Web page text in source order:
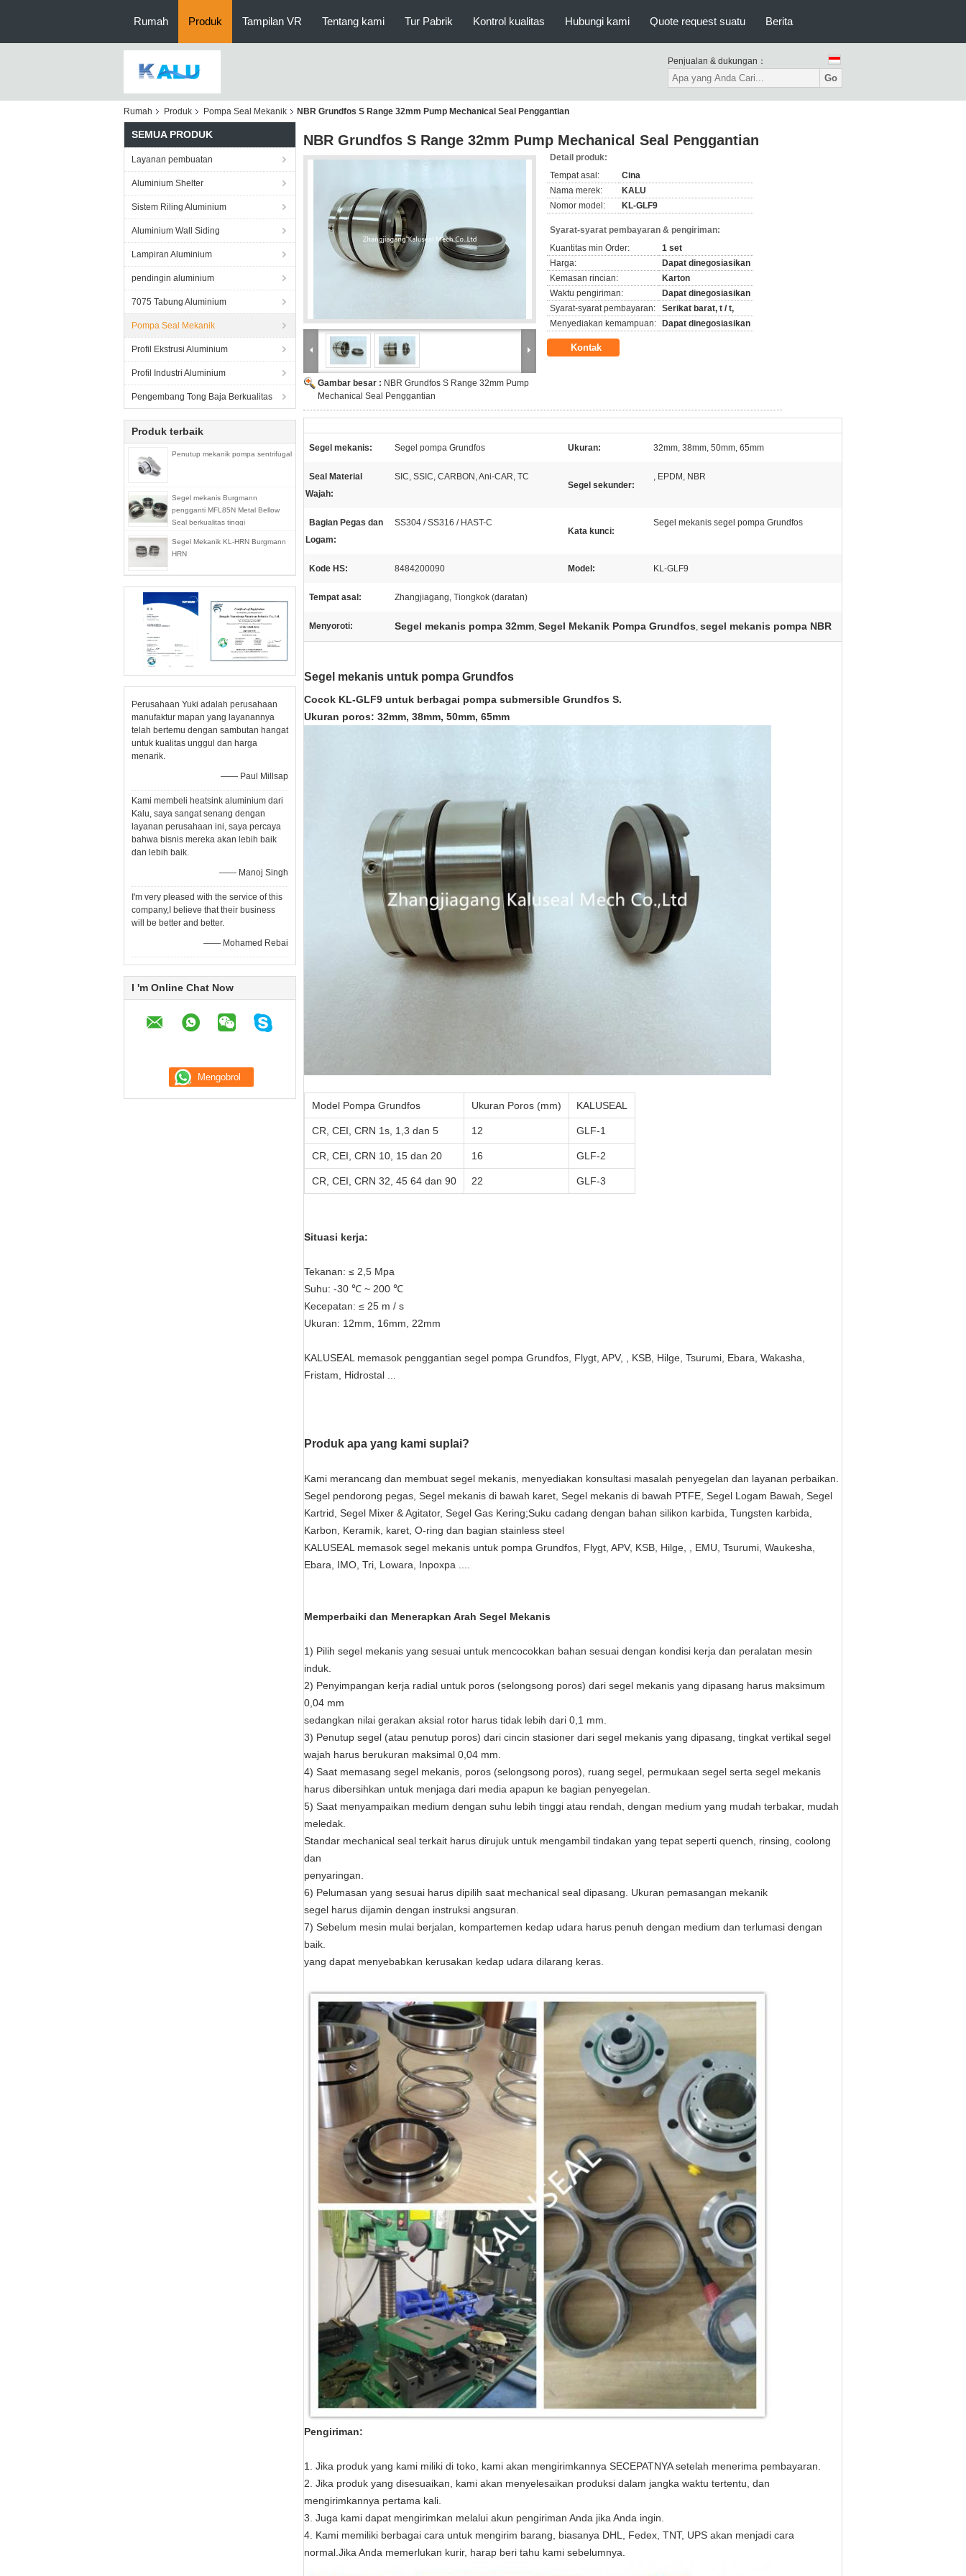
Rumah Produk Tampilan VR Tentang kami Tur Pabrik Kontrol kualitas Hubungi kami Quote request suatu Berita
Penjualan & dukungan：
Go
Rumah Produk Pompa Seal Mekanik NBR Grundfos S Range 32mm Pump Mechanical Seal Penggantian
SEMUA PRODUK
Layanan pembuatan
Aluminium Shelter
Sistem Riling Aluminium
Aluminium Wall Siding
Lampiran Aluminium
pendingin aluminium
7075 Tabung Aluminium
Pompa Seal Mekanik
Profil Ekstrusi Aluminium
Profil Industri Aluminium
Pengembang Tong Baja Berkualitas
Produk terbaik
Penutup mekanik pompa sentrifugal
Segel mekanis Burgmann
pengganti MFL85N Metal Bellow
Seal berkualitas tinggi
Segel Mekanik KL-HRN Burgmann
HRN
Perusahaan Yuki adalah perusahaan
manufaktur mapan yang layanannya
telah bertemu dengan sambutan hangat
untuk kualitas unggul dan harga
menarik.
—— Paul Millsap
Kami membeli heatsink aluminium dari
Kalu, saya sangat senang dengan
layanan perusahaan ini, saya percaya
bahwa bisnis mereka akan lebih baik
dan lebih baik.
—— Manoj Singh
I'm very pleased with the service of this
company,I believe that their business
will be better and better.
—— Mohamed Rebai
I 'm Online Chat Now
NBR Grundfos S Range 32mm Pump Mechanical Seal Penggantian
Gambar besar : NBR Grundfos S Range 32mm Pump
Mechanical Seal Penggantian
Detail produk:
Tempat asal:
Cina
Nama merek:
KALU
Nomor model:
KL-GLF9
Syarat-syarat pembayaran & pengiriman:
Kuantitas min Order:
1 set
Harga:
Dapat dinegosiasikan
Kemasan rincian:
Karton
Waktu pengiriman:
Dapat dinegosiasikan
Syarat-syarat pembayaran:
Serikat barat, t / t,
Menyediakan kemampuan:
Dapat dinegosiasikan
Kontak
Segel mekanis: Segel pompa Grundfos Ukuran: 32mm, 38mm, 50mm, 65mm
Seal Material
Wajah:
SIC, SSIC, CARBON, Ani-CAR, TC
Segel sekunder:
, EPDM, NBR
Bagian Pegas dan
Logam:
SS304 / SS316 / HAST-C
Kata kunci:
Segel mekanis segel pompa Grundfos
Kode HS: 8484200090 Model: KL-GLF9
Tempat asal: Zhangjiagang, Tiongkok (daratan)
Menyoroti: Segel mekanis pompa 32mm, Segel Mekanik Pompa Grundfos, segel mekanis pompa NBR
Segel mekanis untuk pompa Grundfos
Cocok KL-GLF9 untuk berbagai pompa submersible Grundfos S.
Ukuran poros: 32mm, 38mm, 50mm, 65mm
Model Pompa Grundfos Ukuran Poros (mm) KALUSEAL
CR, CEI, CRN 1s, 1,3 dan 5 12 GLF-1
CR, CEI, CRN 10, 15 dan 20 16 GLF-2
CR, CEI, CRN 32, 45 64 dan 90 22 GLF-3
Situasi kerja:
Tekanan: ≤ 2,5 Mpa
Suhu: -30 ℃ ~ 200 ℃
Kecepatan: ≤ 25 m / s
Ukuran: 12mm, 16mm, 22mm
KALUSEAL memasok penggantian segel pompa Grundfos, Flygt, APV, , KSB, Hilge, Tsurumi, Ebara, Wakasha,
Fristam, Hidrostal ...
Produk apa yang kami suplai?
Kami merancang dan membuat segel mekanis, menyediakan konsultasi masalah penyegelan dan layanan perbaikan.
Segel pendorong pegas, Segel mekanis di bawah karet, Segel mekanis di bawah PTFE, Segel Logam Bawah, Segel
Kartrid, Segel Mixer & Agitator, Segel Gas Kering;Suku cadang dengan bahan silikon karbida, Tungsten karbida,
Karbon, Keramik, karet, O-ring dan bagian stainless steel
KALUSEAL memasok segel mekanis untuk pompa Grundfos, Flygt, APV, KSB, Hilge, , EMU, Tsurumi, Waukesha,
Ebara, IMO, Tri, Lowara, Inpoxpa ....
Memperbaiki dan Menerapkan Arah Segel Mekanis
1) Pilih segel mekanis yang sesuai untuk mencocokkan bahan sesuai dengan kondisi kerja dan peralatan mesin
induk.
2) Penyimpangan kerja radial untuk poros (selongsong poros) dari segel mekanis yang dipasang harus maksimum
0,04 mm
sedangkan nilai gerakan aksial rotor harus tidak lebih dari 0,1 mm.
3) Penutup segel (atau penutup poros) dari cincin stasioner dari segel mekanis yang dipasang, tingkat vertikal segel
wajah harus berukuran maksimal 0,04 mm.
4) Saat memasang segel mekanis, poros (selongsong poros), ruang segel, permukaan segel serta segel mekanis
harus dibersihkan untuk menjaga dari media apapun ke bagian penyegelan.
5) Saat menyampaikan medium dengan suhu lebih tinggi atau rendah, dengan medium yang mudah terbakar, mudah
meledak.
Standar mechanical seal terkait harus dirujuk untuk mengambil tindakan yang tepat seperti quench, rinsing, coolong
dan
penyaringan.
6) Pelumasan yang sesuai harus dipilih saat mechanical seal dipasang. Ukuran pemasangan mekanik
segel harus dijamin dengan instruksi angsuran.
7) Sebelum mesin mulai berjalan, kompartemen kedap udara harus penuh dengan medium dan terlumasi dengan
baik.
yang dapat menyebabkan kerusakan kedap udara dilarang keras.
Pengiriman:
1. Jika produk yang kami miliki di toko, kami akan mengirimkannya SECEPATNYA setelah menerima pembayaran.
2. Jika produk yang disesuaikan, kami akan menyelesaikan produksi dalam jangka waktu tertentu, dan
mengirimkannya pertama kali.
3. Juga kami dapat mengirimkan melalui akun pengiriman Anda jika Anda ingin.
4. Kami memiliki berbagai cara untuk mengirim barang, biasanya DHL, Fedex, TNT, UPS akan menjadi cara
normal.Jika Anda memerlukan kurir, harap beri tahu kami sebelumnya.